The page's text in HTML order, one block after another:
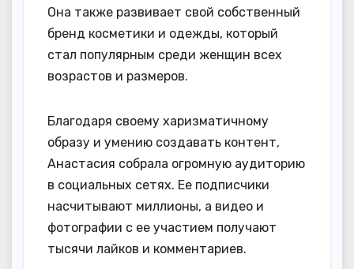
Она также развивает свой собственный
бренд косметики и одежды, который
стал популярным среди женщин всех
возрастов и размеров.
Благодаря своему харизматичному
образу и умению создавать контент,
Анастасия собрала огромную аудиторию
в социальных сетях. Ее подписчики
насчитывают миллионы, а видео и
фотографии с ее участием получают
тысячи лайков и комментариев.